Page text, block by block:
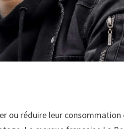
ou réduire leur consommation